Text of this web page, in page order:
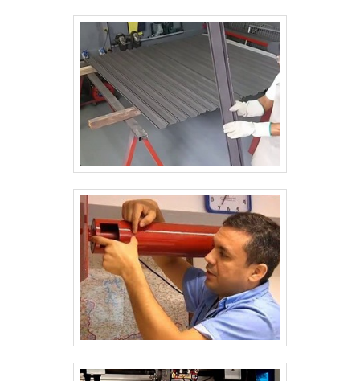
prestados que proporcionam qualidade,
segurança e praticidade..